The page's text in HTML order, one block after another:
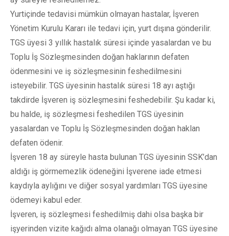
Yurtiçinde tedavisi mümkün olmayan hastalar, İşveren
Yönetim Kurulu Kararı ile tedavi için, yurt dışına gönderilir.
TGS üyesi 3 yıllık hastalık süresi içinde yasalardan ve bu
Toplu İş Sözleşmesinden doğan haklarının defaten
ödenmesini ve iş sözleşmesinin feshedilmesini
isteyebilir. TGS üyesinin hastalık süresi 18 ayı aştığı
takdirde İşveren iş sözleşmesini feshedebilir. Şu kadar ki,
bu halde, iş sözleşmesi feshedilen TGS üyesinin
yasalardan ve Toplu İş Sözleşmesinden doğan haklan
defaten ödenir.
İşveren 18 ay süreyle hasta bulunan TGS üyesinin SSK’dan
aldığı iş görmemezlik ödeneğini İşverene iade etmesi
kaydıyla aylığını ve diğer sosyal yardımları TGS üyesine
ödemeyi kabul eder.
İşveren, iş sözleşmesi feshedilmiş dahi olsa başka bir
işyerinden vizite kağıdı alma olanağı olmayan TGS üyesine